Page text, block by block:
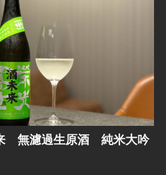
無濾過生原酒 純米大吟